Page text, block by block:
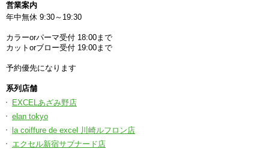
営業案内
年中無休 9:30～19:30
カラーorパーマ受付 18:00まで
カットorブロー受付 19:00まで
予約優先になります
系列店舗
EXCELあざみ野店
elan tokyo
la coiffure de excel 川崎ルフロン店
エクセル新宿サブナード店